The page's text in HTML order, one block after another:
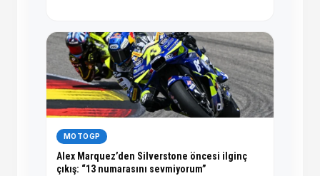
MOTOGP
Alex Marquez’den Silverstone öncesi ilginç
çıkış: “13 numarasını sevmiyorum”